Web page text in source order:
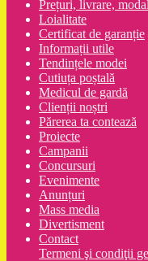
Prețuri, livrare,
Loialitate
Certificat de garanție
Informații utile
Tendințele modei
Cutiuța poștală
Medicul de gardă
Clienții noștri
Părerea ta contează
Proiecte
Campanii
Concursuri
Evenimente
Anunțuri
Mass media
Divertisment
Contact
Termeni şi condiţii